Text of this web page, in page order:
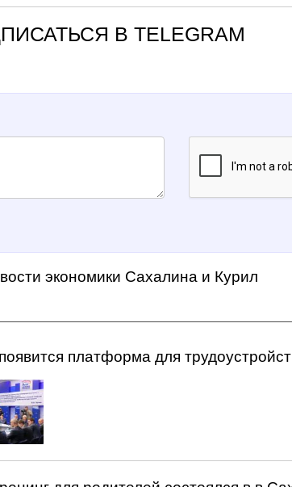
В TELEGRAM
экономики Сахалина и Курил
платформа для